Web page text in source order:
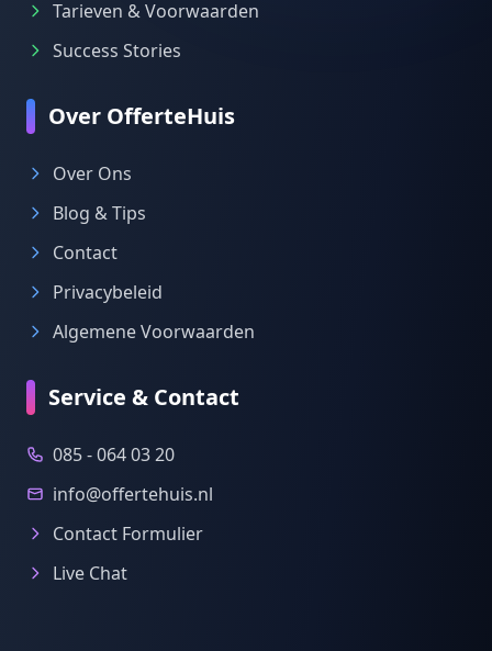
Tarieven & Voorwaarden
Success Stories
Over OfferteHuis
Over Ons
Blog & Tips
Contact
Privacybeleid
Algemene Voorwaarden
Service & Contact
085 - 064 03 20
info@offertehuis.nl
Contact Formulier
Live Chat